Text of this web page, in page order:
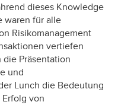
dieses Knowledge
waren für alle
Risikomanagement
vertiefen
Präsentation
und
Lunch die Bedeutung
von